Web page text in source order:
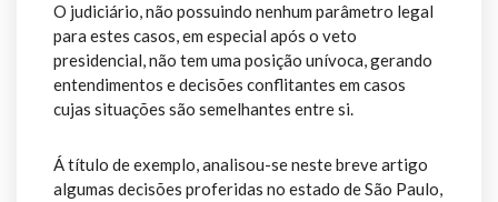
O judiciário, não possuindo nenhum parâmetro legal
para estes casos, em especial após o veto
presidencial, não tem uma posição unívoca, gerando
entendimentos e decisões conflitantes em casos
cujas situações são semelhantes entre si.
Á título de exemplo, analisou-se neste breve artigo
algumas decisões proferidas no estado de São Paulo,